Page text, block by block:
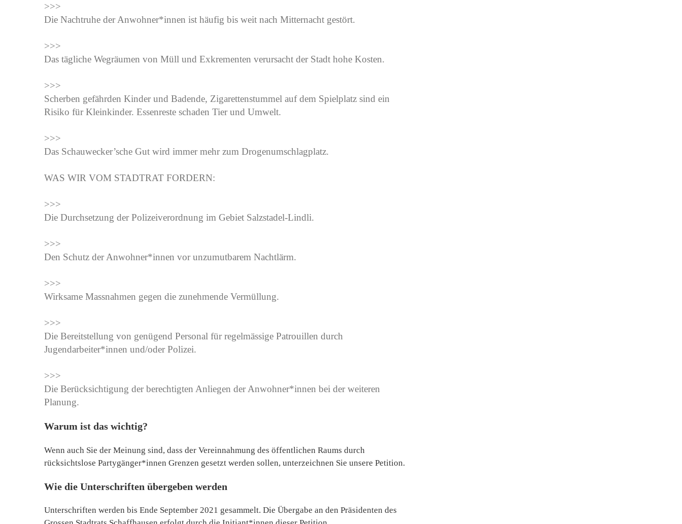
>>>
Die Nachtruhe der Anwohner*innen ist häufig bis weit nach Mitternacht gestört.
>>>
Das tägliche Wegräumen von Müll und Exkrementen verursacht der Stadt hohe Kosten.
>>>
Scherben gefährden Kinder und Badende, Zigarettenstummel auf dem Spielplatz sind ein
Risiko für Kleinkinder. Essenreste schaden Tier und Umwelt.
>>>
Das Schauwecker’sche Gut wird immer mehr zum Drogenumschlagplatz.
WAS WIR VOM STADTRAT FORDERN:
>>>
Die Durchsetzung der Polizeiverordnung im Gebiet Salzstadel-Lindli.
>>>
Den Schutz der Anwohner*innen vor unzumutbarem Nachtlärm.
>>>
Wirksame Massnahmen gegen die zunehmende Vermüllung.
>>>
Die Bereitstellung von genügend Personal für regelmässige Patrouillen durch
Jugendarbeiter*innen und/oder Polizei.
>>>
Die Berücksichtigung der berechtigten Anliegen der Anwohner*innen bei der weiteren
Planung.
Warum ist das wichtig?
Wenn auch Sie der Meinung sind, dass der Vereinnahmung des öffentlichen Raums durch
rücksichtslose Partygänger*innen Grenzen gesetzt werden sollen, unterzeichnen Sie unsere Petition.
Wie die Unterschriften übergeben werden
Unterschriften werden bis Ende September 2021 gesammelt. Die Übergabe an den Präsidenten des